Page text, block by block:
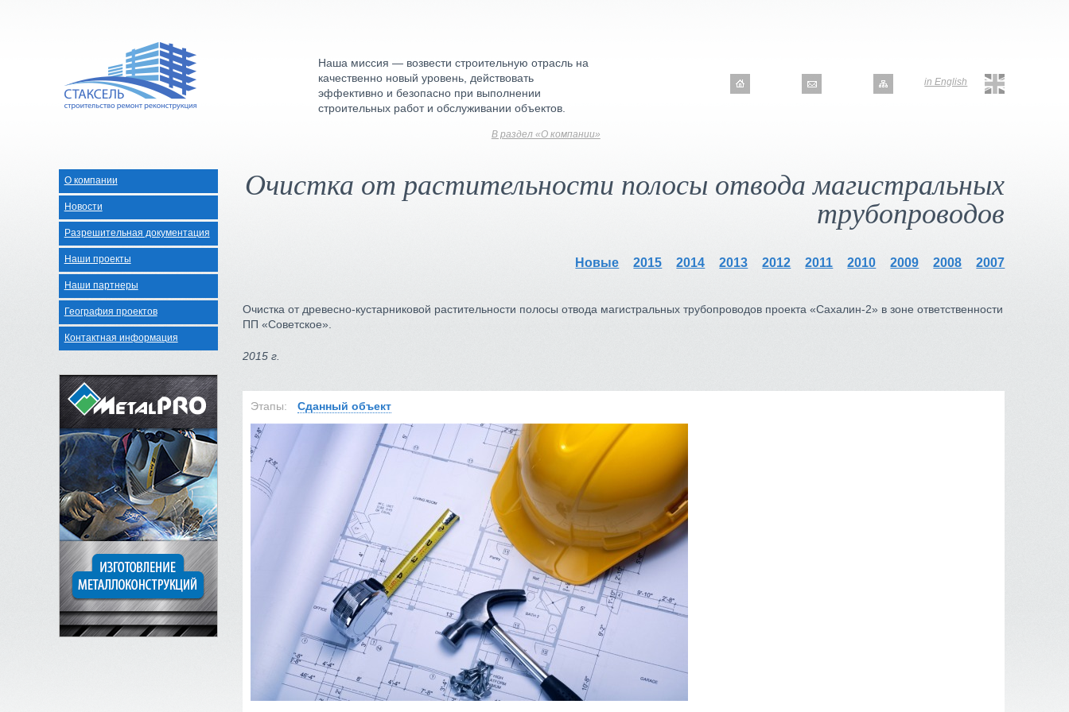
Наша миссия — возвести строительную отрасль на
качественно новый уровень, действовать
эффективно и безопасно при выполнении
строительных работ и обслуживании объектов.
В раздел «О компании»
in English
О компании
Новости
Разрешительная документация
Наши проекты
Наши партнеры
География проектов
Контактная информация
Очистка от растительности полосы отвода магистральных
трубопроводов
Новые 2015 2014 2013 2012 2011 2010 2009 2008 2007
Очистка от древесно-кустарниковой растительности полосы отвода магистральных трубопроводов проекта «Сахалин-2» в зоне ответственности
ПП «Советское».
2015 г.
Этапы: Сданный объект